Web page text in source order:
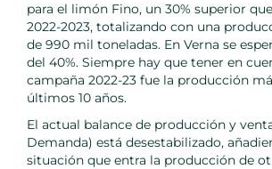
para el limón Fino, un 30% superior
2022-2023, totalizando con una
de 990 mil toneladas. En Verna se
del 40%. Siempre hay que tener en
campaña 2022-23 fue la producción
últimos 10 años.
El actual balance de producción y
Demanda) está desestabilizado,
situación que entra la producción de